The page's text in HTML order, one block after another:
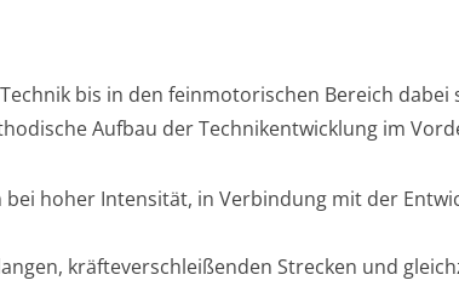
bis in den feinmotorischen Bereich
Aufbau der Technikentwicklung im
bei hoher Intensität, in Verbindung mit der
kräfteverschleißenden Strecken und